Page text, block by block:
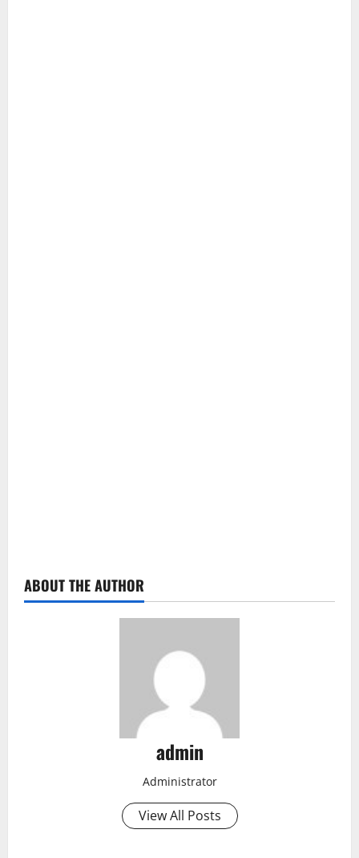
ABOUT THE AUTHOR
admin
Administrator
View All Posts